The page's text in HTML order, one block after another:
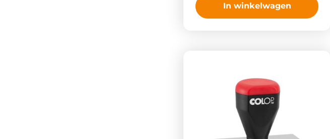
In winkelwagen